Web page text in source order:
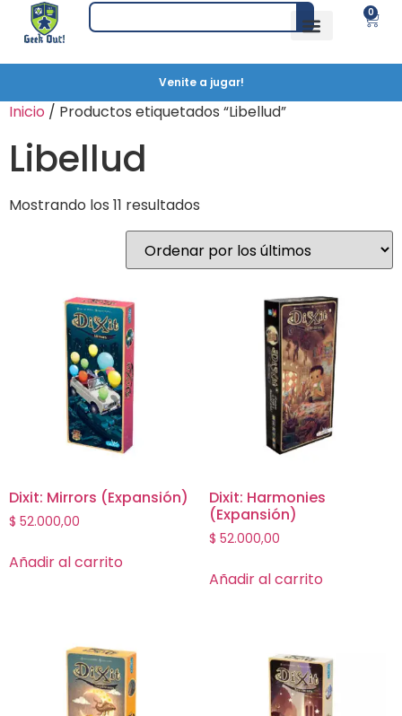
0
Venite a jugar!
Inicio / Productos etiquetados “Libellud”
Libellud
Mostrando los 11 resultados
Dixit: Mirrors (Expansión)
$ 52.000,00
Añadir al carrito
Dixit: Harmonies
(Expansión)
$ 52.000,00
Añadir al carrito